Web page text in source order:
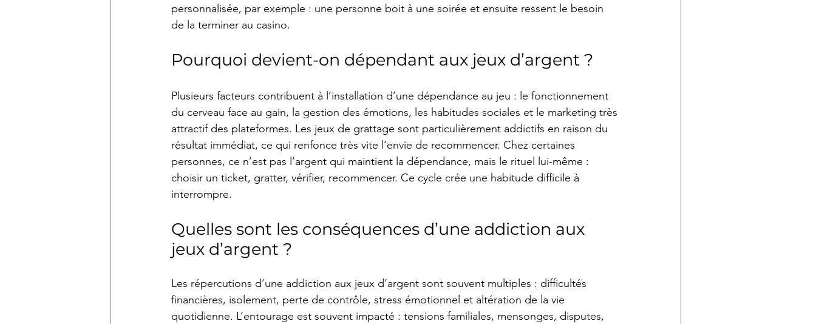
personnalisée, par exemple : une personne boit à une soirée et ensuite ressent le besoin
de la terminer au casino.
Pourquoi devient-on dépendant aux jeux d’argent ?
Plusieurs facteurs contribuent à l’installation d’une dépendance au jeu : le fonctionnement
du cerveau face au gain, la gestion des émotions, les habitudes sociales et le marketing très
attractif des plateformes. Les jeux de grattage sont particulièrement addictifs en raison du
résultat immédiat, ce qui renfonce très vite l’envie de recommencer. Chez certaines
personnes, ce n’est pas l’argent qui maintient la dépendance, mais le rituel lui-même :
choisir un ticket, gratter, vérifier, recommencer. Ce cycle crée une habitude difficile à
interrompre.
Quelles sont les conséquences d’une addiction aux
jeux d’argent ?
Les répercutions d’une addiction aux jeux d’argent sont souvent multiples : difficultés
financières, isolement, perte de contrôle, stress émotionnel et altération de la vie
quotidienne. L’entourage est souvent impacté : tensions familiales, mensonges, disputes,